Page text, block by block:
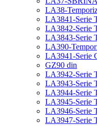
LA38-
LA3841-Serie
LA3842-Serie
LA3843-Serie
LA390-
LA3941-Serie
GZ90 din
LA3942-Serie
LA3943-Serie
LA3944-Serie
LA3945-Serie
LA3946-Serie
LA3947-Serie